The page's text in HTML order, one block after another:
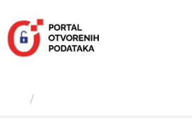
sadržaj